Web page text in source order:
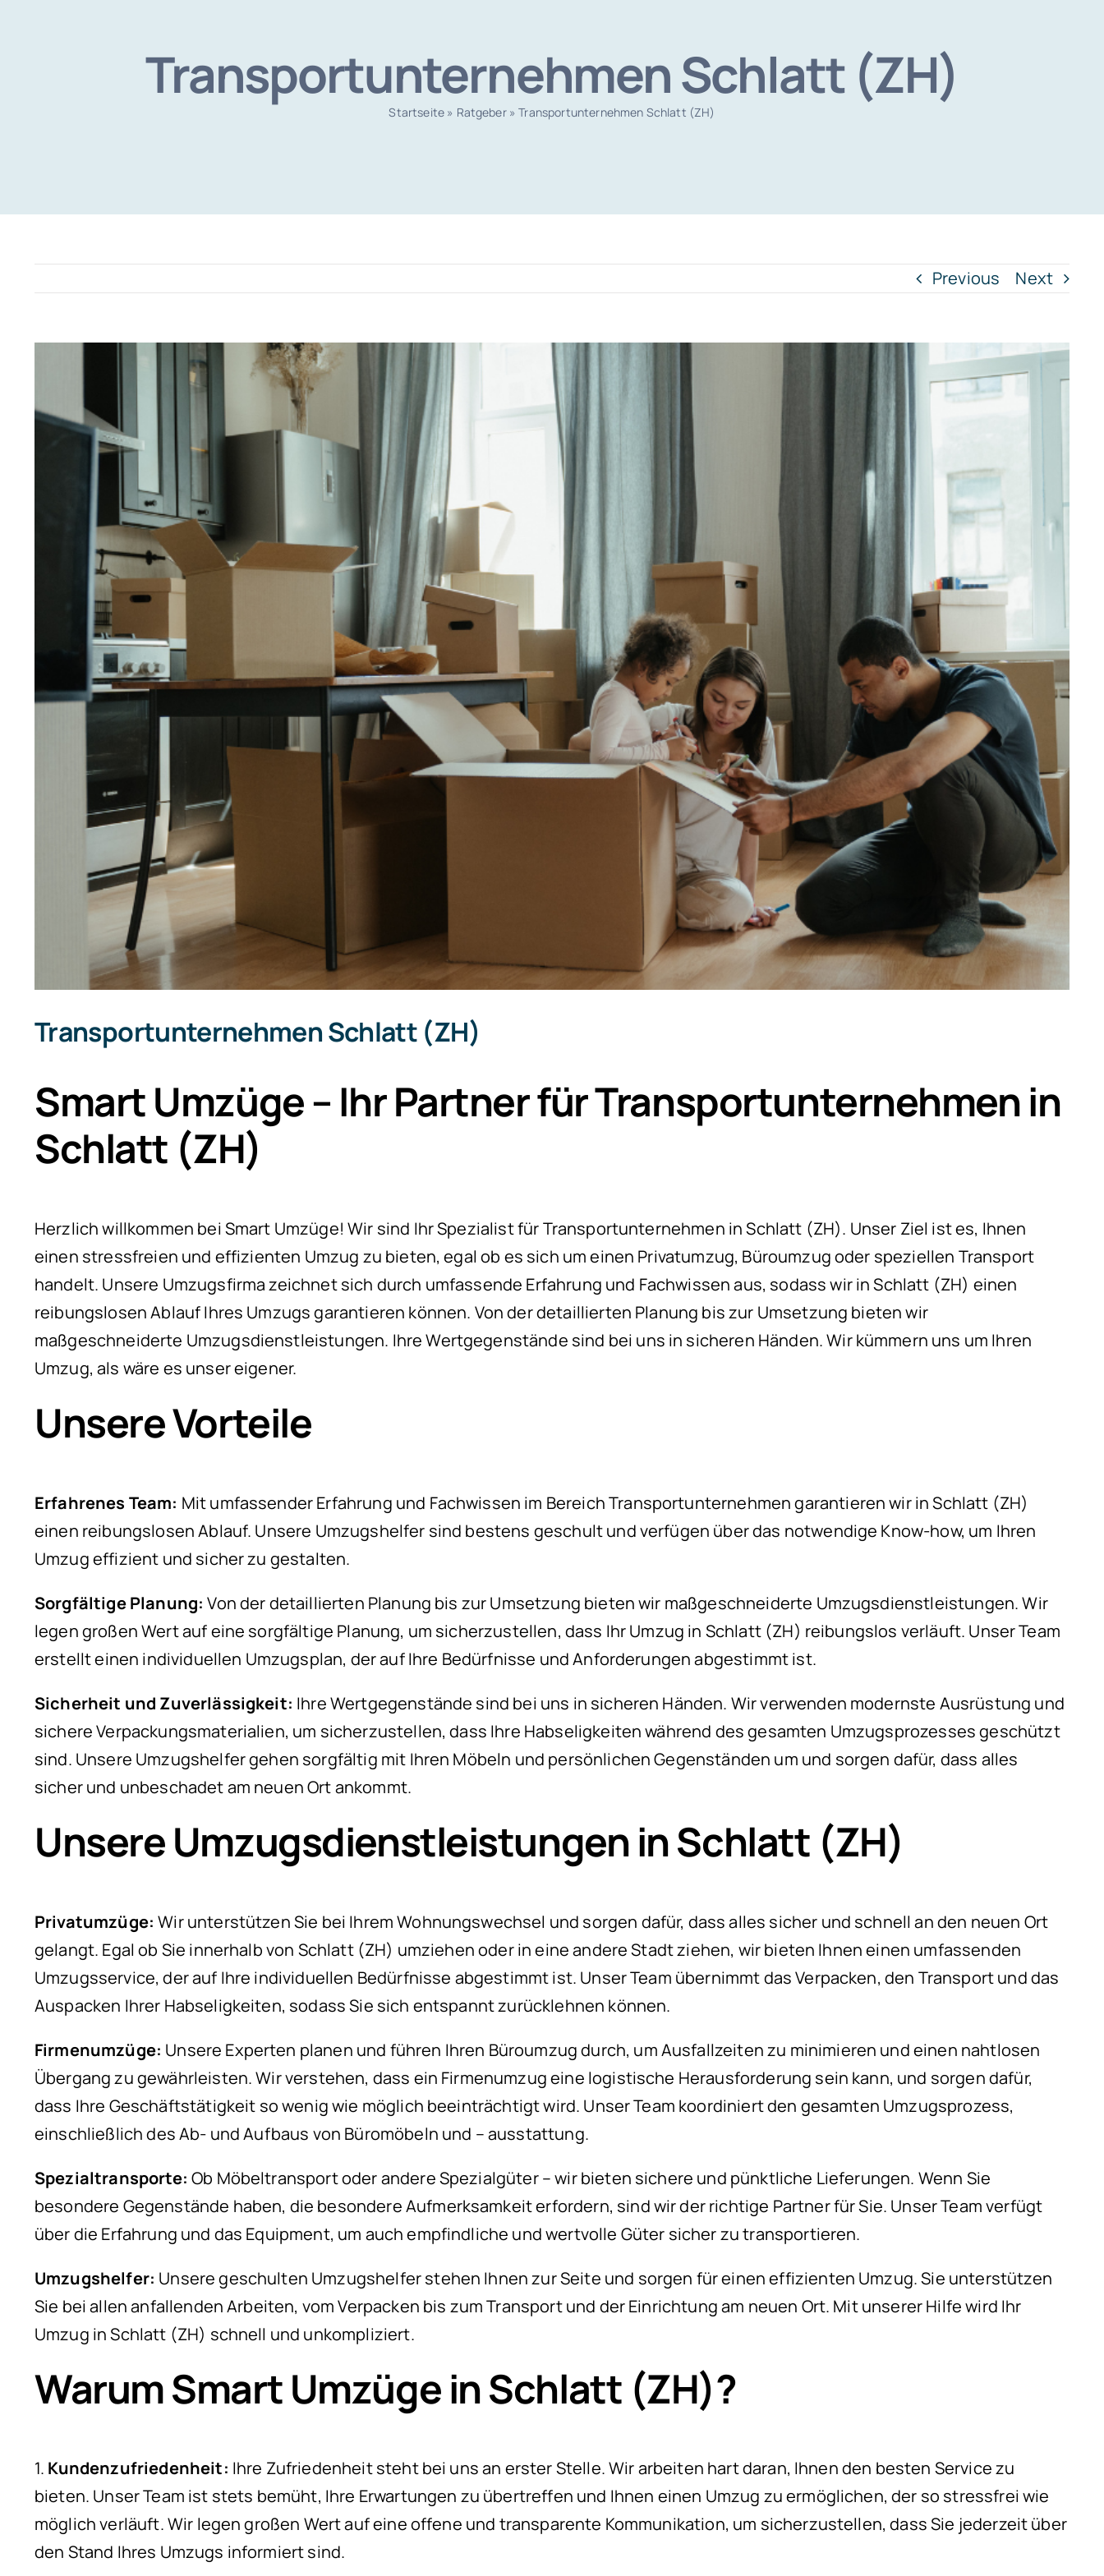
Transportunternehmen Schlatt (ZH)
Startseite » Ratgeber»Transportunternehmen Schlatt (ZH)
Previous Next
Image
Transportunternehmen Schlatt (ZH)
Smart Umzüge – Ihr Partner für Transportunternehmen in
Schlatt (ZH)
Herzlich willkommen bei Smart Umzüge! Wir sind Ihr Spezialist für Transportunternehmen in Schlatt (ZH). Unser Ziel ist es, Ihnen
einen stressfreien und effizienten Umzug zu bieten, egal ob es sich um einen Privatumzug, Büroumzug oder speziellen Transport
handelt. Unsere Umzugsfirma zeichnet sich durch umfassende Erfahrung und Fachwissen aus, sodass wir in Schlatt (ZH) einen
reibungslosen Ablauf Ihres Umzugs garantieren können. Von der detaillierten Planung bis zur Umsetzung bieten wir
maßgeschneiderte Umzugsdienstleistungen. Ihre Wertgegenstände sind bei uns in sicheren Händen. Wir kümmern uns um Ihren
Umzug, als wäre es unser eigener.
Unsere Vorteile
Erfahrenes Team: Mit umfassender Erfahrung und Fachwissen im Bereich Transportunternehmen garantieren wir in Schlatt (ZH)
einen reibungslosen Ablauf. Unsere Umzugshelfer sind bestens geschult und verfügen über das notwendige Know-how, um Ihren
Umzug effizient und sicher zu gestalten.
Sorgfältige Planung: Von der detaillierten Planung bis zur Umsetzung bieten wir maßgeschneiderte Umzugsdienstleistungen. Wir
legen großen Wert auf eine sorgfältige Planung, um sicherzustellen, dass Ihr Umzug in Schlatt (ZH) reibungslos verläuft. Unser Team
erstellt einen individuellen Umzugsplan, der auf Ihre Bedürfnisse und Anforderungen abgestimmt ist.
Sicherheit und Zuverlässigkeit: Ihre Wertgegenstände sind bei uns in sicheren Händen. Wir verwenden modernste Ausrüstung und
sichere Verpackungsmaterialien, um sicherzustellen, dass Ihre Habseligkeiten während des gesamten Umzugsprozesses geschützt
sind. Unsere Umzugshelfer gehen sorgfältig mit Ihren Möbeln und persönlichen Gegenständen um und sorgen dafür, dass alles
sicher und unbeschadet am neuen Ort ankommt.
Unsere Umzugsdienstleistungen in Schlatt (ZH)
Privatumzüge: Wir unterstützen Sie bei Ihrem Wohnungswechsel und sorgen dafür, dass alles sicher und schnell an den neuen Ort
gelangt. Egal ob Sie innerhalb von Schlatt (ZH) umziehen oder in eine andere Stadt ziehen, wir bieten Ihnen einen umfassenden
Umzugsservice, der auf Ihre individuellen Bedürfnisse abgestimmt ist. Unser Team übernimmt das Verpacken, den Transport und das
Auspacken Ihrer Habseligkeiten, sodass Sie sich entspannt zurücklehnen können.
Firmenumzüge: Unsere Experten planen und führen Ihren Büroumzug durch, um Ausfallzeiten zu minimieren und einen nahtlosen
Übergang zu gewährleisten. Wir verstehen, dass ein Firmenumzug eine logistische Herausforderung sein kann, und sorgen dafür,
dass Ihre Geschäftstätigkeit so wenig wie möglich beeinträchtigt wird. Unser Team koordiniert den gesamten Umzugsprozess,
einschließlich des Ab- und Aufbaus von Büromöbeln und – ausstattung.
Spezialtransporte: Ob Möbeltransport oder andere Spezialgüter – wir bieten sichere und pünktliche Lieferungen. Wenn Sie
besondere Gegenstände haben, die besondere Aufmerksamkeit erfordern, sind wir der richtige Partner für Sie. Unser Team verfügt
über die Erfahrung und das Equipment, um auch empfindliche und wertvolle Güter sicher zu transportieren.
Umzugshelfer: Unsere geschulten Umzugshelfer stehen Ihnen zur Seite und sorgen für einen effizienten Umzug. Sie unterstützen
Sie bei allen anfallenden Arbeiten, vom Verpacken bis zum Transport und der Einrichtung am neuen Ort. Mit unserer Hilfe wird Ihr
Umzug in Schlatt (ZH) schnell und unkompliziert.
Warum Smart Umzüge in Schlatt (ZH)?
1. Kundenzufriedenheit: Ihre Zufriedenheit steht bei uns an erster Stelle. Wir arbeiten hart daran, Ihnen den besten Service zu
bieten. Unser Team ist stets bemüht, Ihre Erwartungen zu übertreffen und Ihnen einen Umzug zu ermöglichen, der so stressfrei wie
möglich verläuft. Wir legen großen Wert auf eine offene und transparente Kommunikation, um sicherzustellen, dass Sie jederzeit über
den Stand Ihres Umzugs informiert sind.